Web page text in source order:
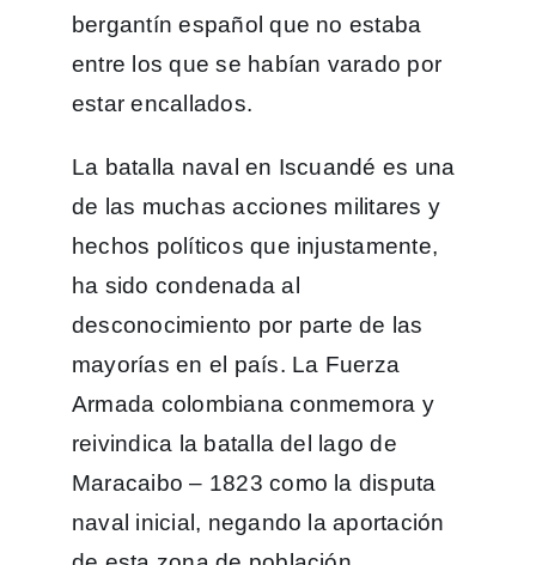
bergantín español que no estaba
entre los que se habían varado por
estar encallados.
La batalla naval en Iscuandé es una
de las muchas acciones militares y
hechos políticos que injustamente,
ha sido condenada al
desconocimiento por parte de las
mayorías en el país. La Fuerza
Armada colombiana conmemora y
reivindica la batalla del lago de
Maracaibo – 1823 como la disputa
naval inicial, negando la aportación